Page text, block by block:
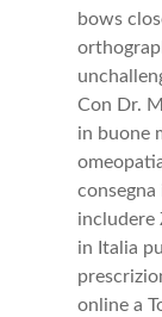
bows
Con Dr.
in buone
includere
in Italia
online a